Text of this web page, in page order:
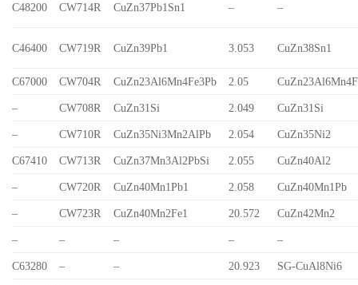
C48200 CW714R CuZn37Pb1Sn1 – –
C46400 CW719R CuZn39Pb1 3.053 CuZn38Sn1
C67000 CW704R CuZn23Al6Mn4Fe3Pb 2.05
– CW708R CuZn31Si 2.049 CuZn31Si
– CW710R CuZn35Ni3Mn2AlPb 2.054 CuZn35Ni2
C67410 CW713R CuZn37Mn3Al2PbSi 2.055 CuZn40Al2
– CW720R CuZn40Mn1Pb1 2.058 CuZn40Mn1Pb
– CW723R CuZn40Mn2Fe1 20.572 CuZn42Mn2
– – – – –
C63280 – – 20.923 SG-CuAl8Ni6